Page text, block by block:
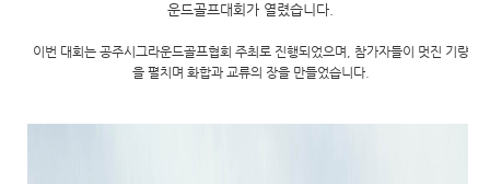
운드골프대회 가 열렸습니다.
이번 대회는 공주시그라운드골프협회 주최로 진행되었으며, 참가자들이 멋진 기량
을 펼치며 화합과 교류의 장을 만들었습니다.